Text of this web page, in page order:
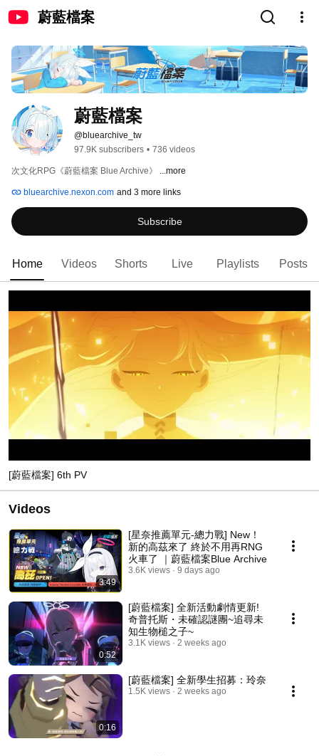
蔚藍檔案
蔚藍檔案
@bluearchive_tw
97.9K subscribers • 736 videos
次文化RPG《蔚藍檔案 Blue Archive》 ...more
bluearchive.nexon.com and 3 more links
Subscribe
Home Videos Shorts Live Playlists Posts
[蔚藍檔案] 6th PV
Videos
3:49
[星奈推薦單元-總力戰] New！
新的高茲來了 終於不用再RNG
火車了 ｜蔚藍檔案Blue Archive
3.6K views 9 days ago
0:52
[蔚藍檔案] 全新活動劇情更新!
奇普托斯・未確認謎團~追尋未
知生物槌之子~
3.1K views 2 weeks ago
0:16
[蔚藍檔案] 全新學生招募：玲奈
1.5K views 2 weeks ago